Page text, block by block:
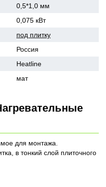
0,5*1,0 мм
0,075 кВт
под плитку
Россия
Heatline
мат
для монтажа.
в тонкий слой плиточного